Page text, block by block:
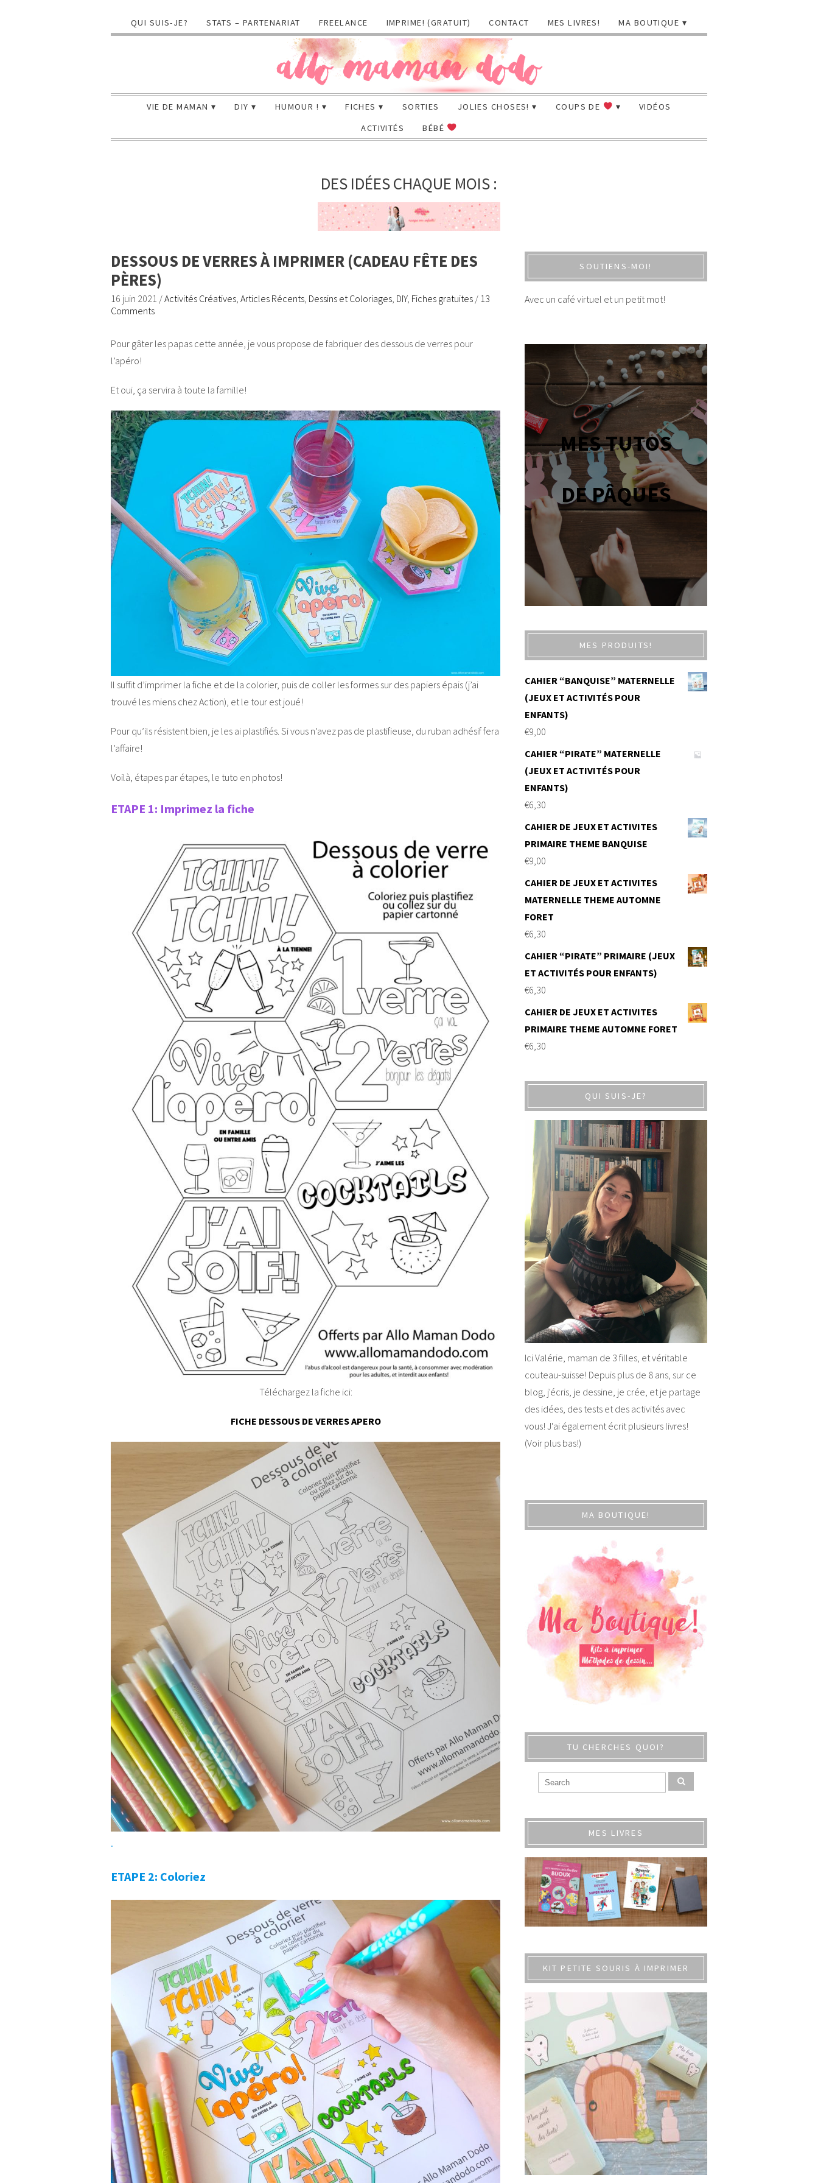
QUI SUIS-JE? STATS – PARTENARIAT FREELANCE IMPRIME! (GRATUIT) CONTACT MES LIVRES! MA BOUTIQUE
VIE DE MAMAN DIY HUMOUR ! FICHES SORTIES JOLIES CHOSES! COUPS DE
VIDÉOS
ACTIVITÉS
BÉBÉ
DES IDÉES CHAQUE MOIS :
DESSOUS DE VERRES À IMPRIMER (CADEAU FÊTE DES
PÈRES)
16 juin 2021 /Activités Créatives Articles Récents Dessins et Coloriages DIY, Fiches gratuites / 13
Comments
Pour gâter les papas cette année, je vous propose de fabriquer des dessous de verres pour
l’apéro!
Et oui, ça servira à toute la famille!
Il suffit d’imprimer la fiche et de la colorier, puis de coller les formes sur des papiers épais (j’ai
trouvé les miens chez Action), et le tour est joué!
Pour qu’ils résistent bien, je les ai plastifiés. Si vous n’avez pas de plastifieuse, du ruban adhésif fera
l’affaire!
Voilà, étapes par étapes, le tuto en photos!
ETAPE 1: Imprimez la fiche
Téléchargez la fiche ici:
FICHE DESSOUS DE VERRES APERO
.
ETAPE 2: Coloriez
SOUTIENS-MOI!
Avec un café virtuel et un petit mot!
MES TUTOS
DE PÂQUES
MES PRODUITS!
CAHIER “BANQUISE” MATERNELLE
(JEUX ET ACTIVITÉS POUR
ENFANTS)
€9,00
CAHIER “PIRATE” MATERNELLE
(JEUX ET ACTIVITÉS POUR
ENFANTS)
€6,30
CAHIER DE JEUX ET ACTIVITES
PRIMAIRE THEME BANQUISE
€9,00
CAHIER DE JEUX ET ACTIVITES
MATERNELLE THEME AUTOMNE
FORET
€6,30
CAHIER “PIRATE” PRIMAIRE (JEUX
ET ACTIVITÉS POUR ENFANTS)
€6,30
CAHIER DE JEUX ET ACTIVITES
PRIMAIRE THEME AUTOMNE FORET
€6,30
QUI SUIS-JE?
Ici Valérie, maman de 3 filles, et véritable
couteau-suisse! Depuis plus de 8 ans, sur ce
blog, j'écris, je dessine, je crée, et je partage
des idées, des tests et des activités avec
vous! J'ai également écrit plusieurs livres!
(Voir plus bas!)
MA BOUTIQUE!
TU CHERCHES QUOI?
MES LIVRES
KIT PETITE SOURIS À IMPRIMER